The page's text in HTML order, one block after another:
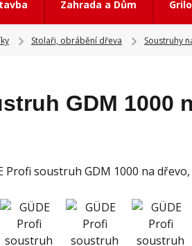
Zahrada a Dům
Stolaři, obrábění dřeva Soustruhy
GDM 1000